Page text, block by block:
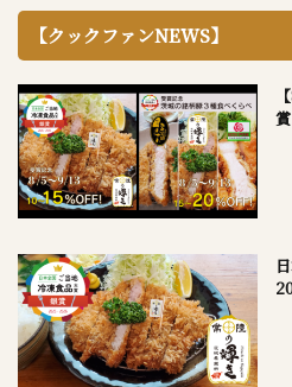
【クックファンNEWS】